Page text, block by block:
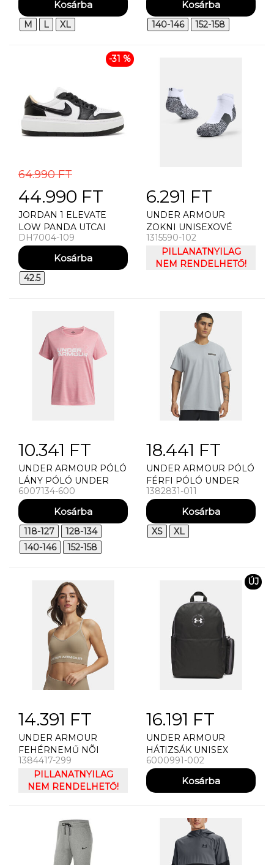
SEAMLESS 1/4 ZP-ORG
M
L XL
PNK
140-146
152-158
-31 %
64.990 FT
44.990 FT
JORDAN 1 ELEVATE
LOW PANDA UTCAI
CIPŐ
DH7004-109
42.5
6.291 FT
UNDER ARMOUR
ZOKNI UNISEXOVÉ
PONOKY UNDER
ARMOUR RUN
CUSHION NS TAB
1315590-102
PILLANATNYILAG
NEM RENDELHETŐ!
10.341 FT
UNDER ARMOUR PÓLÓ
LÁNY PÓLÓ UNDER
ARMOUR UA TECH
TWIST WDMK LOGO SS-
PNK
6007134-600
118-127
128-134
140-146
152-158
18.441 FT
UNDER ARMOUR PÓLÓ
FÉRFI PÓLÓ UNDER
ARMOUR UA HW
ARMOUR LABEL SS
1382831-011
XS XL
14.391 FT
UNDER ARMOUR
FEHÉRNEMŰ NÕI
MELLTARTÓ UNDER
ARMOUR VANISH
SEAMLESS LOW BRA
1384417-299
PILLANATNYILAG
NEM RENDELHETŐ!
ÚJ
16.191 FT
UNDER ARMOUR
HÁTIZSÁK UNISEX
UNDER ARMOUR
ESSENTIAL PRINTED
BP HÁTIZSÁK
6000991-002